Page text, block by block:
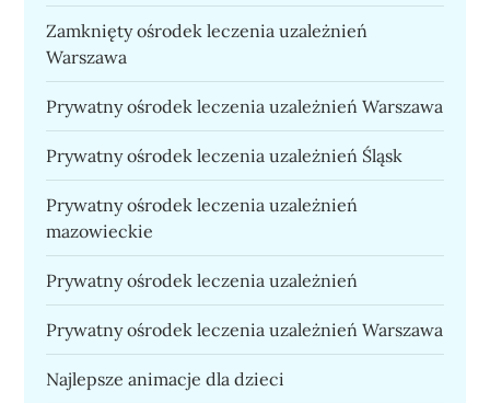
Zamknięty ośrodek leczenia uzależnień
Warszawa
Prywatny ośrodek leczenia uzależnień Warszawa
Prywatny ośrodek leczenia uzależnień Śląsk
Prywatny ośrodek leczenia uzależnień
mazowieckie
Prywatny ośrodek leczenia uzależnień
Prywatny ośrodek leczenia uzależnień Warszawa
Najlepsze animacje dla dzieci